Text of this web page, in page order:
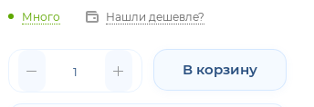
Много Нашли дешевле?
В корзину